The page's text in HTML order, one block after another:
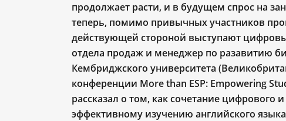
продолжает расти, и в будущем спрос на
теперь, помимо привычных участников
действующей стороной выступают
отдела продаж и менеджер по разавитию
Кембриджского университета
конференции More than ESP: Empowering
рассказал о том, как сочетание цифрового
эффективному изучению английского языка